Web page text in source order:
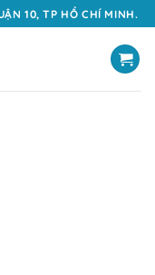
10, TP HỒ CHÍ MINH.